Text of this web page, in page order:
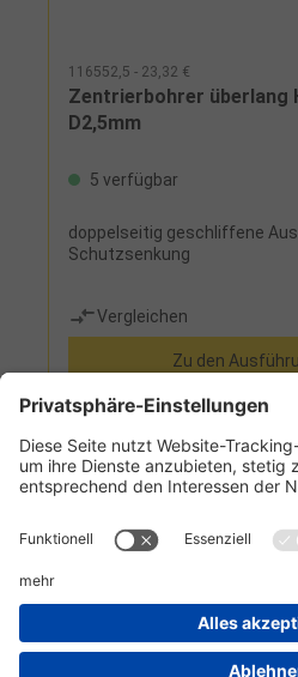
116552,5 - 23,32 €
Zentrierbohrer überlang
D2,5mm
5 verfügbar
doppelseitig geschliffene
Schutzsenkung
Vergleichen
Zu den
Informationen
Kundenservice